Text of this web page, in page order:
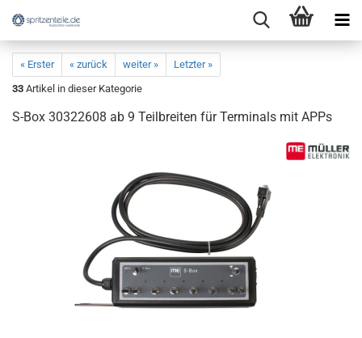
« Erster « zurück weiter »
Letzter »
33 Artikel in dieser Kategorie
S-Box 30322608 ab 9 Teilbreiten für Terminals mit APPs